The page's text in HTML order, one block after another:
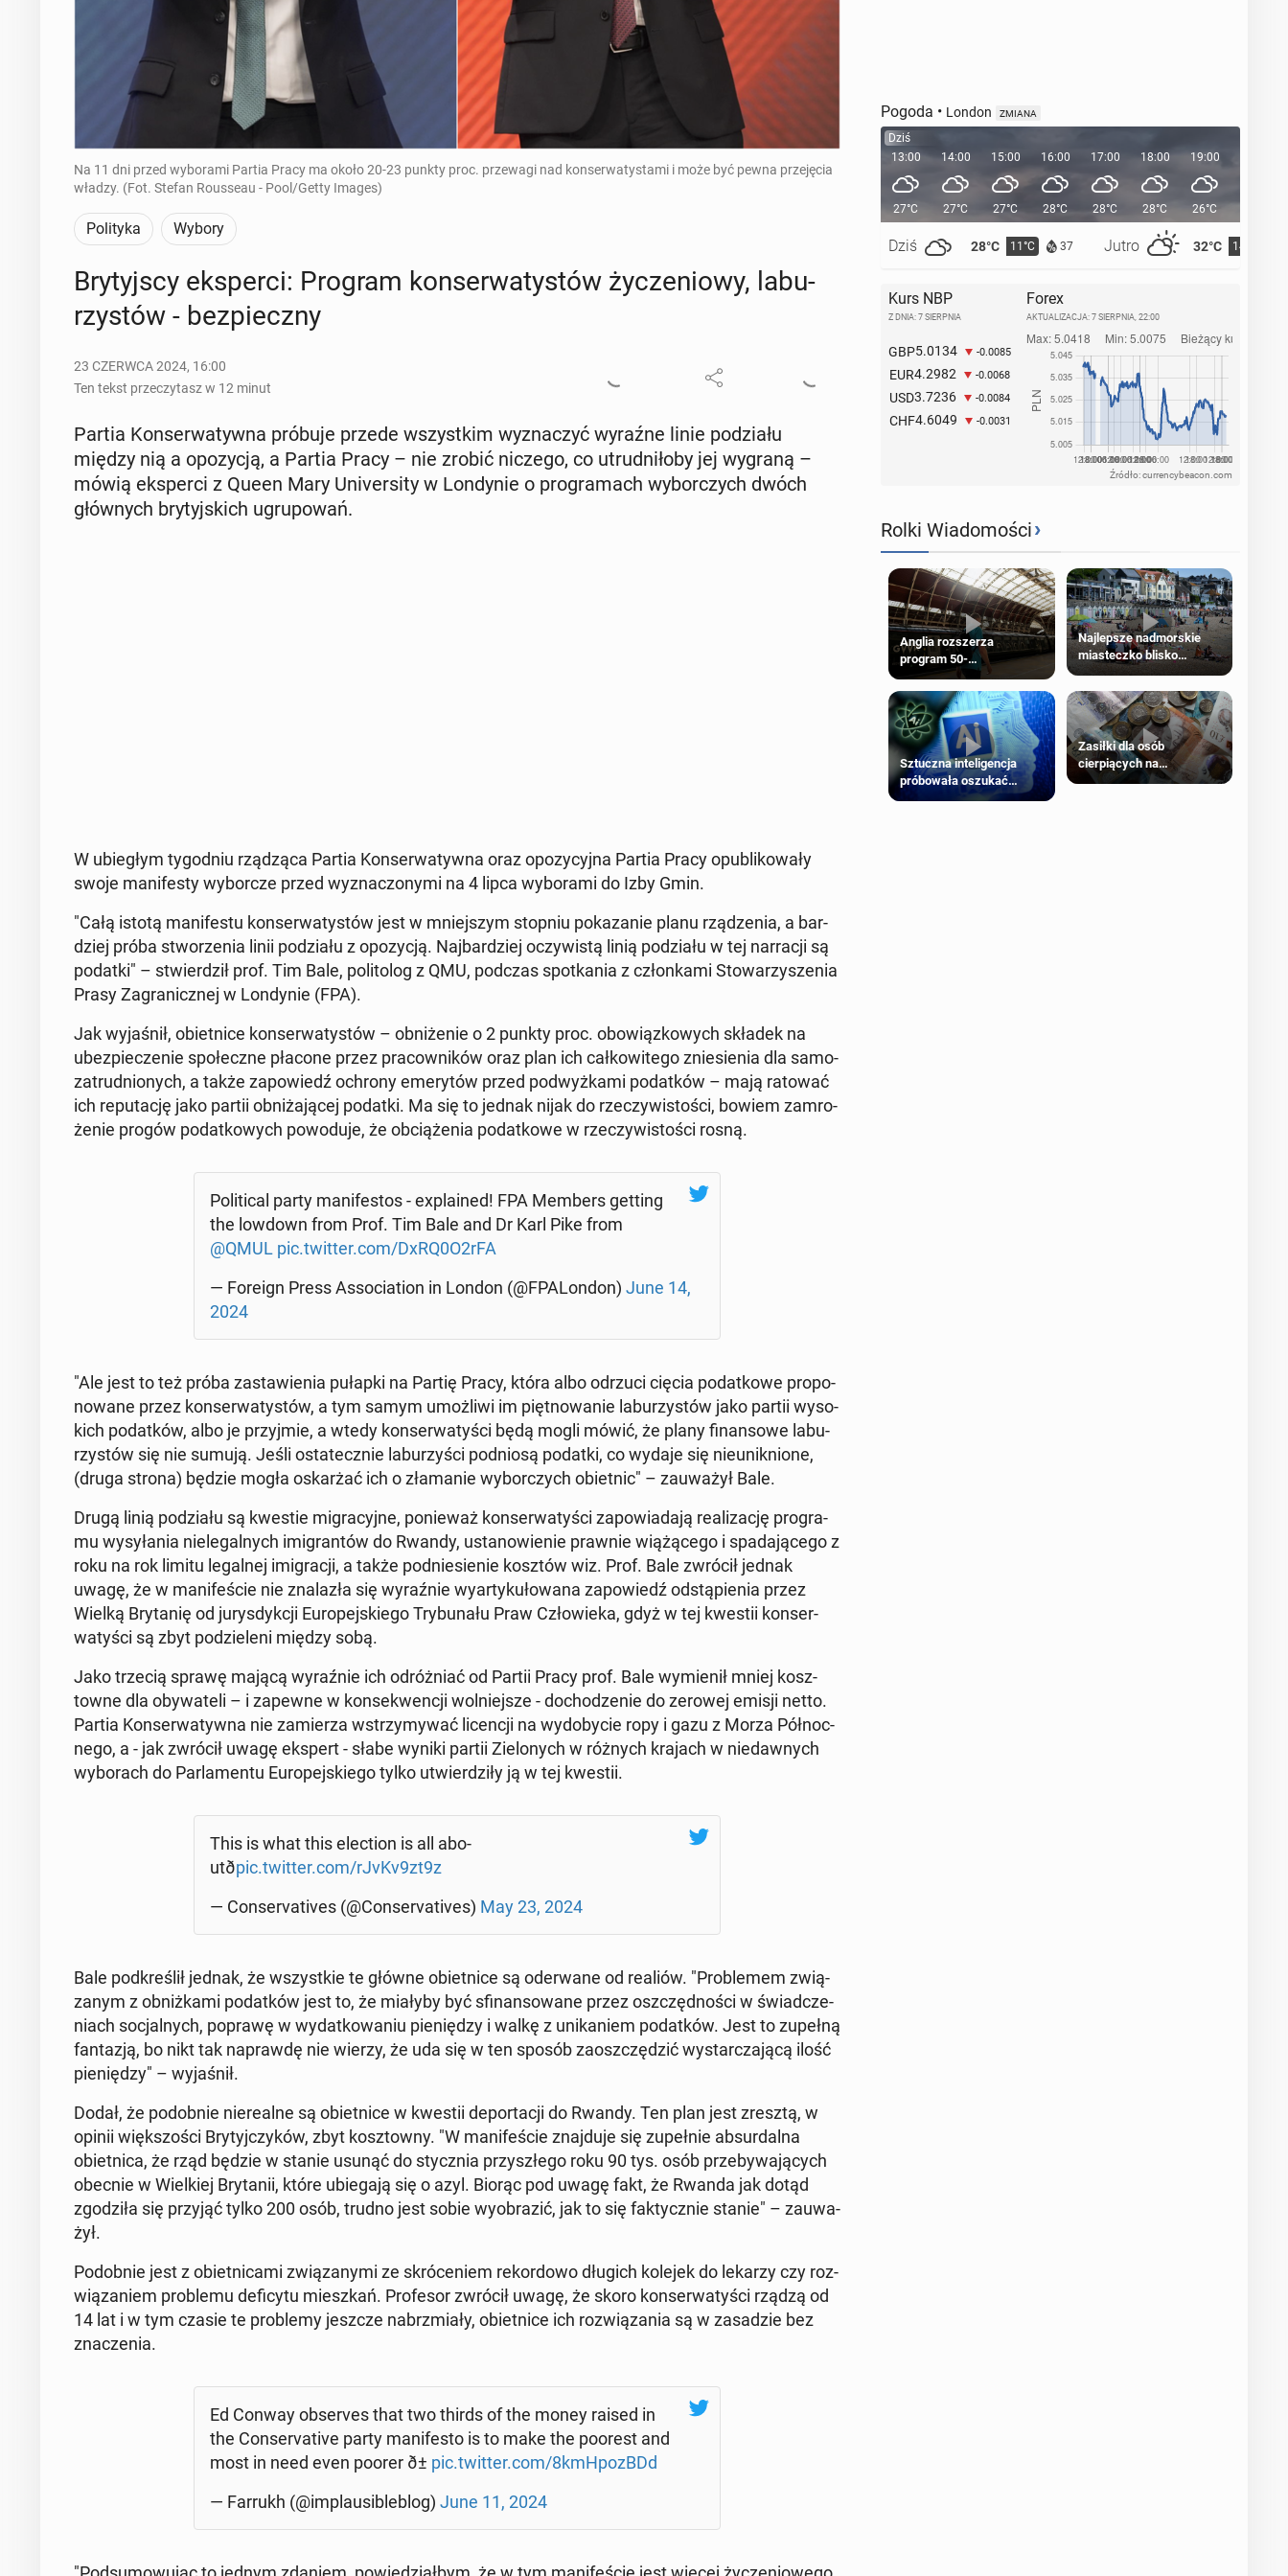
Na 11 dni przed wyborami Partia Pracy ma około 20-23 punkty proc. przewagi nad konserwatystami i może być pewna przejęcia
władzy. (Fot. Stefan Rousseau - Pool/Getty Images)
Polityka Wybory
Bry­tyj­scy eks­per­ci: Program kon­ser­wa­ty­stów ży­cze­nio­wy, la­bu­
rzy­stów - bez­piecz­ny
23 CZERWCA 2024, 16:00
Ten tekst przeczytasz w 12 minut
Partia Kon­ser­wa­tyw­na próbuje przede wszyst­kim wy­zna­czyć wyraźne linie po­dzia­łu
między nią a opo­zy­cją, a Partia Pracy – nie zrobić niczego, co utrud­ni­ło­by jej wygraną –
mówią eks­per­ci z Queen Mary Uni­ver­si­ty w Lon­dy­nie o pro­gra­mach wy­bor­czych dwóch
głów­nych bry­tyj­skich ugru­po­wań.
W ubie­głym ty­go­dniu rzą­dzą­ca Partia Kon­ser­wa­tyw­na oraz opo­zy­cyj­na Partia Pracy opu­bli­ko­wa­ły
swoje ma­ni­fe­sty wy­bor­cze przed wy­zna­czo­ny­mi na 4 lipca wy­bo­ra­mi do Izby Gmin.
"Całą istotą ma­ni­fe­stu kon­ser­wa­ty­stów jest w mniej­szym stopniu po­ka­za­nie planu rzą­dze­nia, a bar­
dziej próba stwo­rze­nia linii po­dzia­łu z opo­zy­cją. Naj­bar­dziej oczy­wi­stą linią po­dzia­łu w tej nar­ra­cji są
podatki" – stwier­dził prof. Tim Bale, po­li­to­log z QMU, podczas spo­tka­nia z człon­ka­mi Sto­wa­rzy­sze­nia
Prasy Za­gra­nicz­nej w Lon­dy­nie (FPA).
Jak wy­ja­śnił, obiet­ni­ce kon­ser­wa­ty­stów – ob­ni­że­nie o 2 punkty proc. obo­wiąz­ko­wych składek na
ubez­pie­cze­nie spo­łecz­ne płacone przez pra­cow­ni­ków oraz plan ich cał­ko­wi­te­go znie­sie­nia dla sa­mo­
za­trud­nio­nych, a także za­po­wiedź ochrony eme­ry­tów przed pod­wyż­ka­mi po­dat­ków – mają ratować
ich re­pu­ta­cję jako partii ob­ni­ża­ją­cej podatki. Ma się to jednak nijak do rze­czy­wi­sto­ści, bowiem za­mro­
że­nie progów po­dat­ko­wych po­wo­du­je, że ob­cią­że­nia po­dat­ko­we w rze­czy­wi­sto­ści rosną.
Po­li­ti­cal party ma­ni­fe­stos - expla­ined! FPA Members getting
the lowdown from Prof. Tim Bale and Dr Karl Pike from
@QMUL pic.twitter.com/DxRQ0O2rFA
— Foreign Press As­so­cia­tion in London (@FPA­Lon­don) June 14,
2024
"Ale jest to też próba za­sta­wie­nia pułapki na Partię Pracy, która albo odrzuci cięcia po­dat­ko­we pro­po­
no­wa­ne przez kon­ser­wa­ty­stów, a tym samym umoż­li­wi im pięt­no­wa­nie la­bu­rzy­stów jako partii wy­so­
kich po­dat­ków, albo je przyj­mie, a wtedy kon­ser­wa­ty­ści będą mogli mówić, że plany fi­nan­so­we la­bu­
rzy­stów się nie sumują. Jeśli osta­tecz­nie la­bu­rzy­ści pod­nio­są podatki, co wydaje się nie­unik­nio­ne,
(druga strona) będzie mogła oskar­żać ich o zła­ma­nie wy­bor­czych obiet­nic" – za­uwa­żył Bale.
Drugą linią po­dzia­łu są kwestie mi­gra­cyj­ne, po­nie­waż kon­ser­wa­ty­ści za­po­wia­da­ją re­ali­za­cję pro­gra­
mu wy­sy­ła­nia nie­le­gal­nych imi­gran­tów do Rwandy, usta­no­wie­nie prawnie wią­żą­ce­go i spa­da­ją­ce­go z
roku na rok limitu le­gal­nej imi­gra­cji, a także pod­nie­sie­nie kosztów wiz. Prof. Bale zwrócił jednak
uwagę, że w ma­ni­fe­ście nie zna­la­zła się wy­raź­nie wy­ar­ty­ku­ło­wa­na za­po­wiedź od­stą­pie­nia przez
Wielką Bry­ta­nię od ju­rys­dyk­cji Eu­ro­pej­skie­go Try­bu­na­łu Praw Czło­wie­ka, gdyż w tej kwestii kon­ser­
wa­ty­ści są zbyt po­dzie­le­ni między sobą.
Jako trzecią sprawę mającą wy­raź­nie ich od­róż­niać od Partii Pracy prof. Bale wy­mie­nił mniej kosz­
tow­ne dla oby­wa­te­li – i zapewne w kon­se­kwen­cji wol­niej­sze - do­cho­dze­nie do zerowej emisji netto.
Partia Kon­ser­wa­tyw­na nie za­mie­rza wstrzy­my­wać li­cen­cji na wy­do­by­cie ropy i gazu z Morza Pół­noc­
ne­go, a - jak zwrócił uwagę ekspert - słabe wyniki partii Zie­lo­nych w różnych krajach w nie­daw­nych
wy­bo­rach do Par­la­men­tu Eu­ro­pej­skie­go tylko utwier­dzi­ły ją w tej kwestii.
This is what this elec­tion is all abo­
utðpic.twitter.com/rJvKv9zt9z
— Con­se­rva­ti­ves (@Con­se­rva­ti­ves) May 23, 2024
Bale pod­kre­ślił jednak, że wszyst­kie te główne obiet­ni­ce są ode­rwa­ne od realiów. "Pro­ble­mem zwią­
za­nym z ob­niż­ka­mi po­dat­ków jest to, że miałyby być sfi­nan­so­wa­ne przez oszczęd­no­ści w świad­cze­
niach so­cjal­nych, poprawę w wy­dat­ko­wa­niu pie­nię­dzy i walkę z uni­ka­niem po­dat­ków. Jest to zupełną
fan­ta­zją, bo nikt tak na­praw­dę nie wierzy, że uda się w ten sposób za­osz­czę­dzić wy­star­cza­ją­cą ilość
pie­nię­dzy" – wy­ja­śnił.
Dodał, że po­dob­nie nie­re­al­ne są obiet­ni­ce w kwestii de­por­ta­cji do Rwandy. Ten plan jest zresztą, w
opinii więk­szo­ści Bry­tyj­czy­ków, zbyt kosz­tow­ny. "W ma­ni­fe­ście znaj­du­je się zu­peł­nie ab­sur­dal­na
obiet­ni­ca, że rząd będzie w stanie usunąć do stycz­nia przy­szłe­go roku 90 tys. osób prze­by­wa­ją­cych
obecnie w Wiel­kiej Bry­ta­nii, które ubie­ga­ją się o azyl. Biorąc pod uwagę fakt, że Rwanda jak dotąd
zgo­dzi­ła się przyjąć tylko 200 osób, trudno jest sobie wy­obra­zić, jak to się fak­tycz­nie stanie" – za­uwa­
żył.
Po­dob­nie jest z obiet­ni­ca­mi zwią­za­ny­mi ze skró­ce­niem re­kor­do­wo długich kolejek do lekarzy czy roz­
wią­za­niem pro­ble­mu de­fi­cy­tu miesz­kań. Pro­fe­sor zwrócił uwagę, że skoro kon­ser­wa­ty­ści rządzą od
14 lat i w tym czasie te pro­ble­my jeszcze na­brzmia­ły, obiet­ni­ce ich roz­wią­za­nia są w za­sa­dzie bez
zna­cze­nia.
Ed Conway ob­se­rves that two thirds of the money raised in
the Con­se­rva­ti­ve party ma­ni­fe­sto is to make the poorest and
most in need even poorer ð± pic.twitter.com/8kmH­po­zBDd
— Farrukh (@im­plau­si­ble­blog) June 11, 2024
Pogoda • London ZMIANA
Dziś
13:00
27°C
Dziś 28°C 11°C 37 Jutro 32°C 14°C
14:00
27°C
15:00
27°C
16:00
28°C
17:00
28°C
18:00
28°C
19:00
26°C
Kurs NBP
Z DNIA: 7 SIERPNIA
GBP5.0134 -0.0085
EUR4.2982 -0.0068
USD3.7236 -0.0084
CHF4.6049 -0.0031
Forex
AKTUALIZACJA: 7 SIERPNIA, 22:00
Źródło: currencybeacon.com
Rolki Wiadomości›
Anglia rozszerza
program 50-
procentowych zniżek
kolejowych na 18-latków
Najlepsze nadmorskie
miasteczko blisko
Londynu
Sztuczna inteligencja
próbowała oszukać
człowieka
Zasiłki dla osób
cierpiących na
schorzenia psychiczne